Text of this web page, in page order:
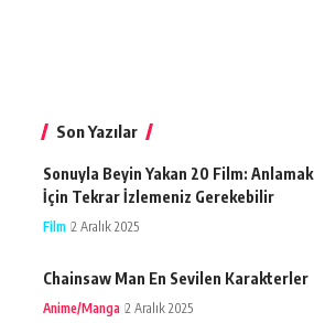
Son Yazılar
Sonuyla Beyin Yakan 20 Film: Anlamak
İçin Tekrar İzlemeniz Gerekebilir
Film 2 Aralık 2025
Chainsaw Man En Sevilen Karakterler
Anime/Manga 2 Aralık 2025